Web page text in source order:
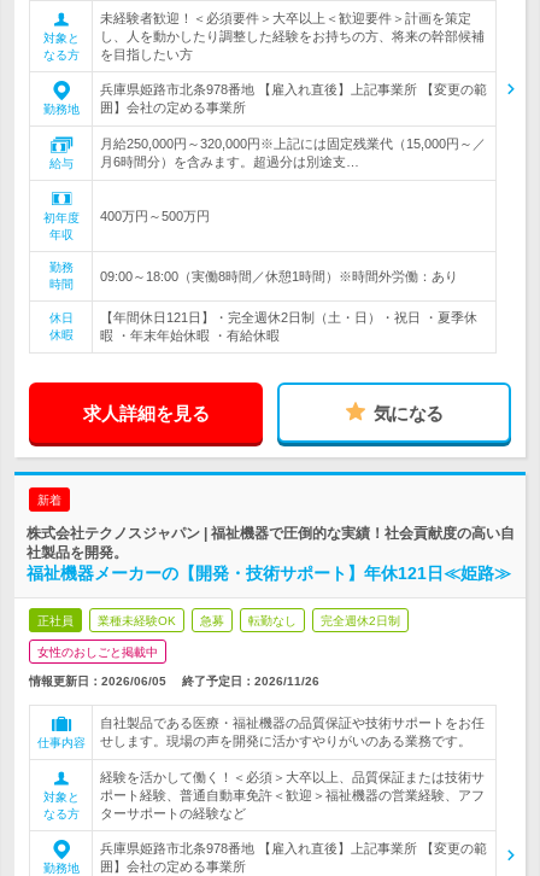
対象と
なる方
未経験者歓迎！＜必須要件＞大卒以上＜歓迎要件＞計画を策定
し、人を動かしたり調整した経験をお持ちの方、将来の幹部候補
を目指したい方
勤務地
兵庫県姫路市北条978番地 【雇入れ直後】上記事業所 【変更の範
囲】会社の定める事業所
給与
月給250,000円～320,000円※上記には固定残業代（15,000円～／
月6時間分）を含みます。超過分は別途支…
初年度
年収
400万円～500万円
勤務
時間
09:00～18:00（実働8時間／休憩1時間）※時間外労働：あり
休日
休暇
【年間休日121日】・完全週休2日制（土・日）・祝日 ・夏季休
暇 ・年末年始休暇 ・有給休暇
求人詳細を見る 気になる
新着
株式会社テクノスジャパン | 福祉機器で圧倒的な実績！社会貢献度の高い自
社製品を開発。
福祉機器メーカーの【開発・技術サポート】年休121日≪姫路≫
正社員 業種未経験OK 急募 転勤なし 完全週休2日制
女性のおしごと掲載中
情報更新日：2026/06/05 終了予定日： 2026/11/26
仕事内容
自社製品である医療・福祉機器の品質保証や技術サポートをお任
せします。現場の声を開発に活かすやりがいのある業務です。
対象と
なる方
経験を活かして働く！＜必須＞大卒以上、品質保証または技術サ
ポート経験、普通自動車免許＜歓迎＞福祉機器の営業経験、アフ
ターサポートの経験など
勤務地
兵庫県姫路市北条978番地 【雇入れ直後】上記事業所 【変更の範
囲】会社の定める事業所